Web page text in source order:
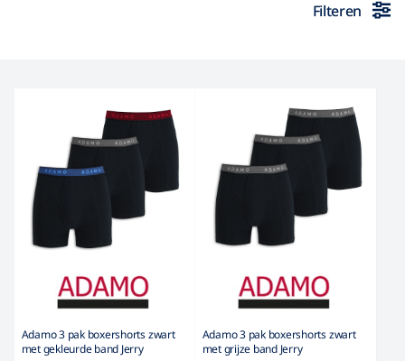
Filteren
Adamo 3 pak boxershorts zwart
met gekleurde band Jerry
Adamo 3 pak boxershorts zwart
met grijze band Jerry